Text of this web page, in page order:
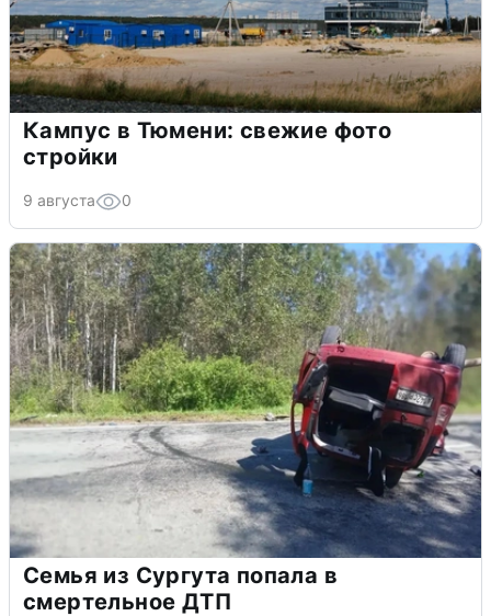
Кампус в Тюмени: свежие фото
стройки
9 августа 0
Семья из Сургута попала в
смертельное ДТП